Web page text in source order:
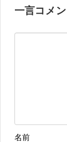
一言コメ
名前